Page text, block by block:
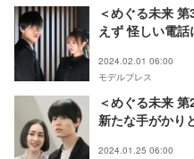
＜めぐる未来
えず 怪しい電
2024.02.01 06:00
モデルプレス
＜めぐる未来
新たな手がかり
2024.01.25 06:00